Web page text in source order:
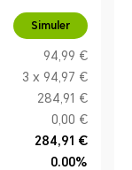
Simuler
94,99 €
3 x 94,97 €
284,91 €
0,00 €
284,91 €
0.00%